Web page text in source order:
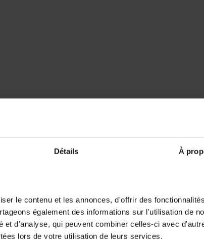
Détails À
le contenu et les annonces, d'offrir des
également des informations sur l'utilisation de
et d'analyse, qui peuvent combiner celles-ci avec
lors de votre utilisation de leurs services.